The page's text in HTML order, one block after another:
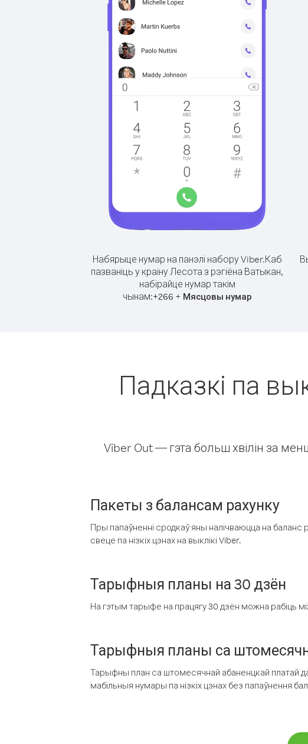
Набярыце нумар на панэлі набору Viber.Каб
пазваніць у краіну Лесота з рэгіёна Ватыкан,
набірайце нумар такім
чынам:+266 + Мясцовы нумар
Падказкі па
Viber Out — гэта больш хвілін за
Пакеты з балансам рахунку
Пры папаўненні сродкаў яны налічваюцца на
свеце па нізкіх цэнах на выклікі Viber.
Тарыфныя планы на 30 дзён
На гэтым тарыфе на працягу 30 дзён можна рабіць
Тарыфныя планы са
Тарыфны план са штомесячнай абаненцкай платай
мабільныя нумары па нізкіх цэнах без папаўнення